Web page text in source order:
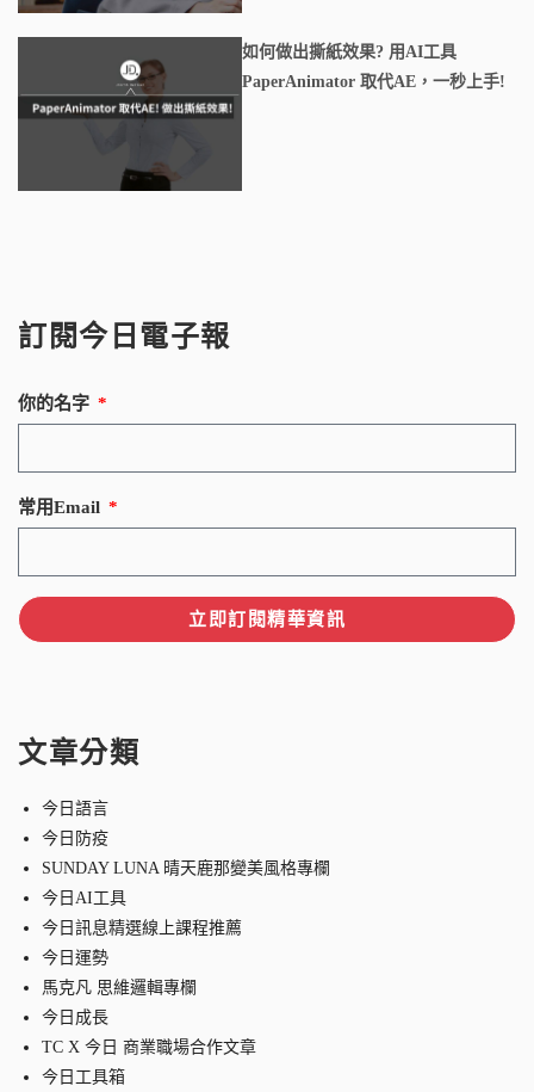
如何做出撕紙效果? 用AI工具
PaperAnimator 取代AE，一秒上手!
訂閱今日電子報
你的名字
常用Email
立即訂閱精華資訊
文章分類
今日語言
今日防疫
SUNDAY LUNA 晴天鹿那變美風格專欄
今日AI工具
今日訊息精選線上課程推薦
今日運勢
馬克凡 思維邏輯專欄
今日成長
TC X 今日 商業職場合作文章
今日工具箱